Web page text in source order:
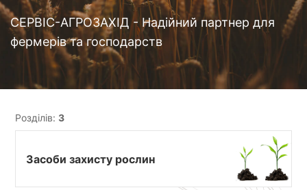
СЕРВІС-АГРОЗАХІД - Надійний партнер для
фермерів та господарств
Розділів: 3
Засоби захисту рослин